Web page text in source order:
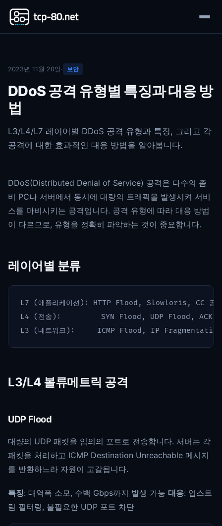
2023년 11월 20일 · 보안
DDoS 공격 유형별 특징과 대응 방
법
L3/L4/L7 레이어별 DDoS 공격 유형과 특징, 그리고 각
공격에 대한 효과적인 대응 방법을 알아봅니다.
DDoS(Distributed Denial of Service) 공격은 다수의 좀
비 PC나 서버에서 동시에 대량의 트래픽을 발생시켜 서비
스를 마비시키는 공격입니다. 공격 유형에 따라 대응 방법
이 다르므로, 유형을 정확히 파악하는 것이 중요합니다.
레이어별 분류
L7 (애플리케이션): HTTP Flood, Slowloris, CC 공
L4 (전송):         SYN Flood, UDP Flood, ACK
L3/L4 볼류메트릭 공격
UDP Flood
대량의 UDP 패킷을 임의의 포트로 전송합니다. 서버는 각
패킷을 처리하고 ICMP Destination Unreachable 메시지
를 반환하느라 자원이 고갈됩니다.
특징: 대역폭 소모, 수백 Gbps까지 발생 가능 대응: 업스트
림 필터링, 불필요한 UDP 포트 차단